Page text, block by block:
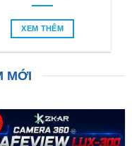
XEM THÊM
MỚI